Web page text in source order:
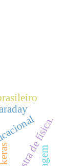
kerasmostra de física.